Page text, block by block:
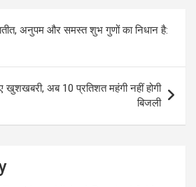
अनुपम और समस्त शुभ गुणों का निधान है:
खुशखबरी, अब 10 प्रतिशत महंगी नहीं होगी
बिजली